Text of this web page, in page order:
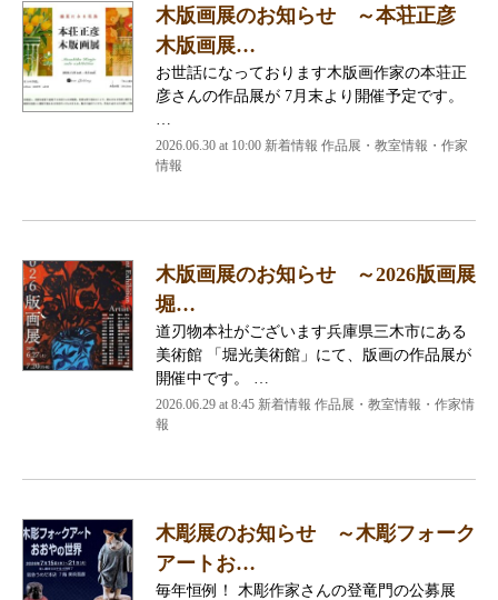
木版画展のお知らせ ～本荘正彦
木版画展…
お世話になっております木版画作家の本荘正
彦さんの作品展が 7月末より開催予定です。
2026.06.30 at 10:00 新着情報 作品展・教室情報・作家
情報
木版画展のお知らせ ～2026版画展
堀…
道刃物本社がございます兵庫県三木市にある
美術館 「堀光美術館」にて、版画の作品展が
開催中です。 …
2026.06.29 at 8:45 新着情報 作品展・教室情報・作家情
報
木彫展のお知らせ ～木彫フォーク
アートお…
毎年恒例！ 木彫作家さんの登竜門の公募展